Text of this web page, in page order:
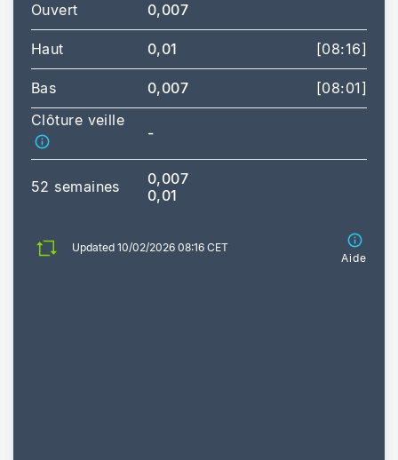
Ouvert 0,007
Haut 0,01 [08:16]
Bas 0,007
[08:01]
Clôture veille
-
52 semaines
0,007
0,01
Updated 10/02/2026 08:16 CET
Aide